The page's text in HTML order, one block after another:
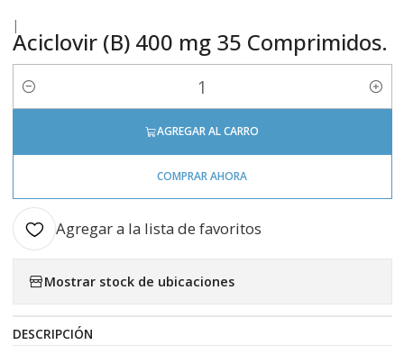
|
Aciclovir (B) 400 mg 35 Comprimidos.
Cantidad
AGREGAR AL CARRO
COMPRAR AHORA
Agregar a la lista de favoritos
Mostrar stock de ubicaciones
DESCRIPCIÓN